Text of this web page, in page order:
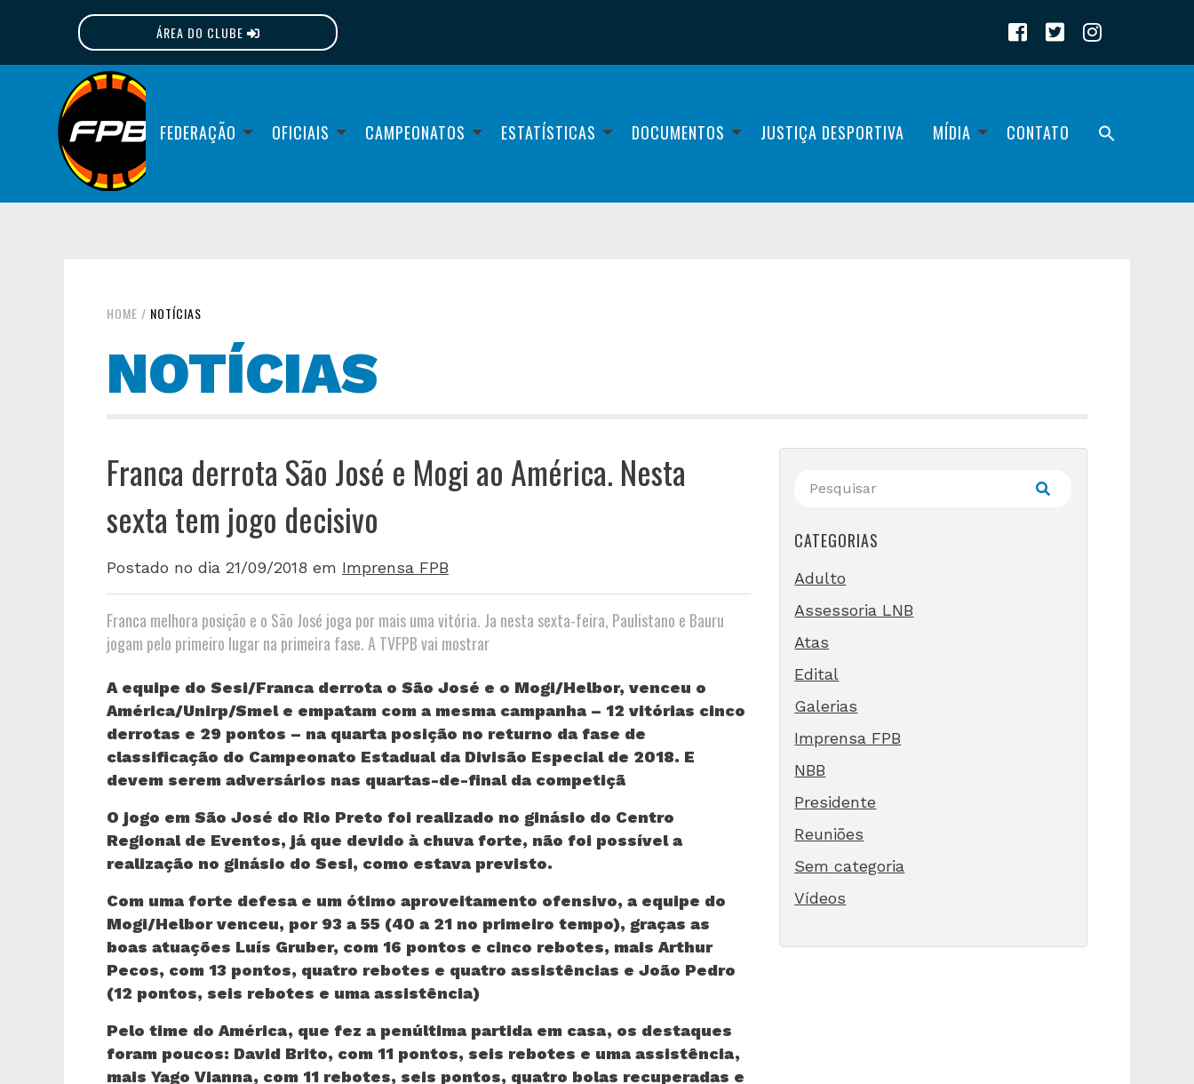
ÁREA DO CLUBE
FEDERAÇÃO OFICIAIS CAMPEONATOS ESTATÍSTICAS DOCUMENTOS JUSTIÇA DESPORTIVA MÍDIA CONTATO
HOME / NOTÍCIAS
NOTÍCIAS
Franca derrota São José e Mogi ao América. Nesta
sexta tem jogo decisivo
Postado no dia 21/09/2018 em Imprensa FPB
Franca melhora posição e o São José joga por mais uma vitória. Ja nesta sexta-feira, Paulistano e Bauru
jogam pelo primeiro lugar na primeira fase. A TVFPB vai mostrar
A equipe do Sesi/Franca derrota o São José e o Mogi/Helbor, venceu o
América/Unirp/Smel e empatam com a mesma campanha – 12 vitórias cinco
derrotas e 29 pontos – na quarta posição no returno da fase de
classificação do Campeonato Estadual da Divisão Especial de 2018. E
devem serem adversários nas quartas-de-final da competiçã
O jogo em São José do Rio Preto foi realizado no ginásio do Centro
Regional de Eventos, já que devido à chuva forte, não foi possível a
realização no ginásio do Sesi, como estava previsto.
Com uma forte defesa e um ótimo aproveitamento ofensivo, a equipe do
Mogi/Helbor venceu, por 93 a 55 (40 a 21 no primeiro tempo), graças as
boas atuações Luís Gruber, com 16 pontos e cinco rebotes, mais Arthur
Pecos, com 13 pontos, quatro rebotes e quatro assistências e João Pedro
(12 pontos, seis rebotes e uma assistência)
Pelo time do América, que fez a penúltima partida em casa, os destaques
foram poucos: David Brito, com 11 pontos, seis rebotes e uma assistência,
mais Yago Vianna, com 11 rebotes, seis pontos, quatro bolas recuperadas e
CATEGORIAS
Adulto
Assessoria LNB
Atas
Edital
Galerias
Imprensa FPB
NBB
Presidente
Reuniões
Sem categoria
Vídeos